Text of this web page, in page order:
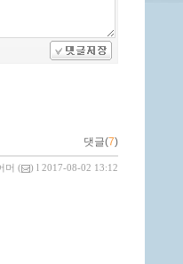
댓글(7)
머 ( ) l 2017-08-02 13:12